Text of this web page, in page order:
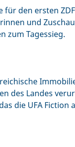
für den ersten
und
zum Tagessieg.
des Landes
die UFA